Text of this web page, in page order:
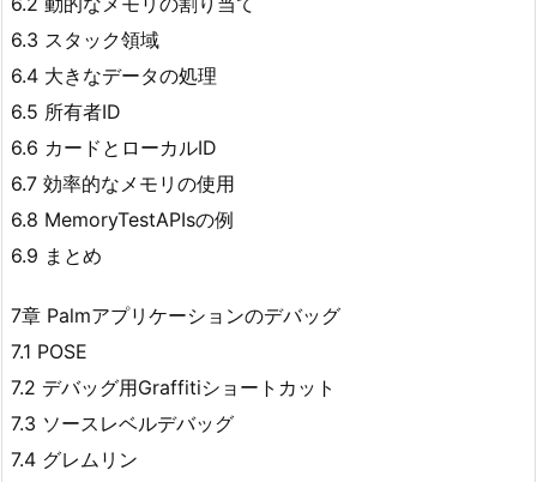
6.3 スタック領域
6.4 大きなデータの処理
6.5 所有者ID
6.6 カードとローカルID
6.7 効率的なメモリの使用
6.8 MemoryTestAPIsの例
6.9 まとめ
7章 Palmアプリケーションのデバッグ
7.1 POSE
7.2 デバッグ用Graffitiショートカット
7.3 ソースレベルデバッグ
7.4 グレムリン